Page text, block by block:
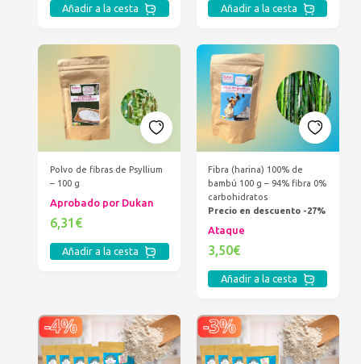
Añadir a la cesta Añadir a la cesta
Polvo de fibras de Psyllium
– 100 g
Aprobado por Dukan
6,31€
Añadir a la cesta
Fibra (harina) 100% de
bambú 100 g – 94% fibra 0%
carbohidratos
Precio en descuento -27%
Ataque
3,50€
Añadir a la cesta